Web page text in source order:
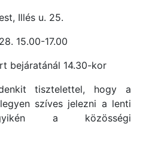
Illés u. 25.
15.00-17.00
bejáratánál 14.30-kor
tisztelettel, hogy a
szíves jelezni a lenti
a közösségi